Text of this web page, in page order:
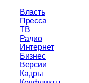
Власть
Пресса
ТВ
Радио
Интернет
Бизнес
Версии
Кадры